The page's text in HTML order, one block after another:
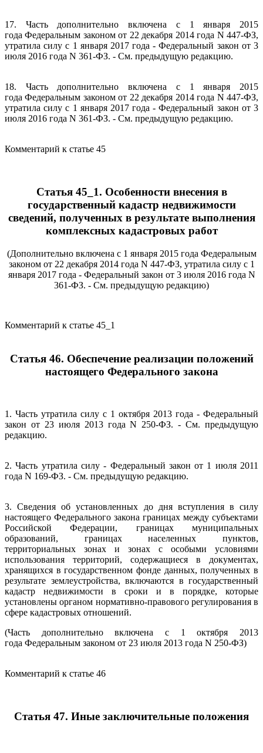
17. Часть дополнительно включена с 1 января 2015
года Федеральным законом от 22 декабря 2014 года N 447-ФЗ,
утратила силу с 1 января 2017 года - Федеральный закон от 3
июля 2016 года N 361-ФЗ. - См. предыдущую редакцию.
18. Часть дополнительно включена с 1 января 2015
года Федеральным законом от 22 декабря 2014 года N 447-ФЗ,
утратила силу с 1 января 2017 года - Федеральный закон от 3
июля 2016 года N 361-ФЗ. - См. предыдущую редакцию.
Комментарий к статье 45
Статья 45_1. Особенности внесения в
государственный кадастр недвижимости
сведений, полученных в результате выполнения
комплексных кадастровых работ
(Дополнительно включена с 1 января 2015 года Федеральным
законом от 22 декабря 2014 года N 447-ФЗ, утратила силу с 1
января 2017 года - Федеральный закон от 3 июля 2016 года N
361-ФЗ. - См. предыдущую редакцию)
Комментарий к статье 45_1
Статья 46. Обеспечение реализации положений
настоящего Федерального закона
1. Часть утратила силу с 1 октября 2013 года - Федеральный
закон от 23 июля 2013 года N 250-ФЗ. - См. предыдущую
редакцию.
2. Часть утратила силу - Федеральный закон от 1 июля 2011
года N 169-ФЗ. - См. предыдущую редакцию.
3. Сведения об установленных до дня вступления в силу
настоящего Федерального закона границах между субъектами
Российской Федерации, границах муниципальных
образований, границах населенных пунктов,
территориальных зонах и зонах с особыми условиями
использования территорий, содержащиеся в документах,
хранящихся в государственном фонде данных, полученных в
результате землеустройства, включаются в государственный
кадастр недвижимости в сроки и в порядке, которые
установлены органом нормативно-правового регулирования в
сфере кадастровых отношений.
(Часть дополнительно включена с 1 октября 2013
года Федеральным законом от 23 июля 2013 года N 250-ФЗ)
Комментарий к статье 46
Статья 47. Иные заключительные положения